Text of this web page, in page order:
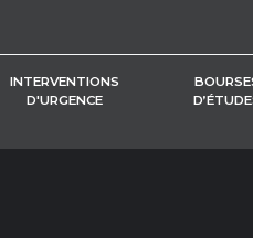
INTERVENTIONS
D'URGENCE